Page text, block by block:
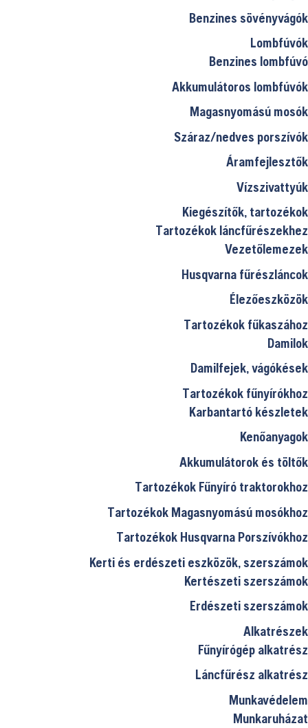
Benzines sövényvágók
Lombfúvók
Benzines lombfúvó
Akkumulátoros lombfúvók
Magasnyomású mosók
Száraz/nedves porszívók
Áramfejlesztők
Vízszivattyúk
Kiegészítők, tartozékok
Tartozékok láncfűrészekhez
Vezetőlemezek
Husqvarna fűrészláncok
Élezőeszközök
Tartozékok fűkaszához
Damilok
Damilfejek, vágókések
Tartozékok fűnyírókhoz
Karbantartó készletek
Kenőanyagok
Akkumulátorok és töltők
Tartozékok Fűnyíró traktorokhoz
Tartozékok Magasnyomású mosókhoz
Tartozékok Husqvarna Porszívókhoz
Kerti és erdészeti eszközök, szerszámok
Kertészeti szerszámok
Erdészeti szerszámok
Alkatrészek
Fűnyírógép alkatrész
Láncfűrész alkatrész
Munkavédelem
Munkaruházat